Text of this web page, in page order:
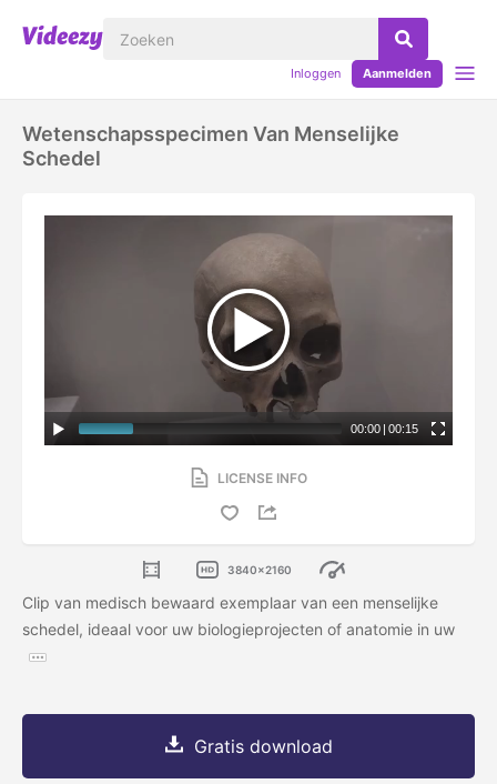
Inloggen Aanmelden
Wetenschapsspecimen Van Menselijke
Schedel
00:00 | 00:15
LICENSE INFO
3840x2160
Clip van medisch bewaard exemplaar van een menselijke
schedel, ideaal voor uw biologieprojecten of anatomie in uw
Gratis download